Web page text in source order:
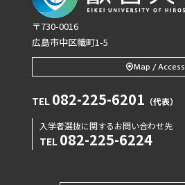
〒730-0016
広島市中区幟町1-5
Map / Access
TEL 082-225-6201 （代表）
入学者選抜に関するお問い合わせ先
TEL 082-225-6224